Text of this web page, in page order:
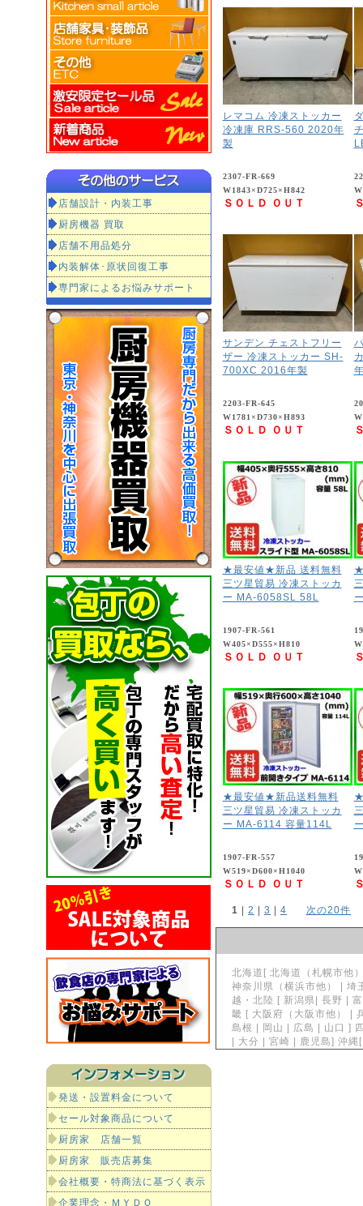
店舗設計・内装工事
厨房機器 買取
店舗不用品処分
内装解体･原状回復工事
専門家によるお悩みサポート
発送・設置料金について
セール対象商品について
厨房家 店舗一覧
厨房家 販売店募集
会社概要・特商法に基づく表示
企業理念・ＭＹＤＯ
レマコム 冷凍ストッカー
冷凍庫 RRS-560 2020年
製
2307-FR-669
W1843×D725×H842
ＳＯＬＤ ＯＵＴ
サンデン チェストフリー
ザー 冷凍ストッカー SH-
700XC 2016年製
2203-FR-645
W1781×D730×H893
ＳＯＬＤ ＯＵＴ
★最安値★新品 送料無料
三ツ星貿易 冷凍ストッカ
ー MA-6058SL 58L
1907-FR-561
W405×D555×H810
ＳＯＬＤ ＯＵＴ
★
★最安値★新品送料無料
三ツ星貿易 冷凍ストッカ
ー MA-6114 容量114L
1907-FR-557
W519×D600×H1040
ＳＯＬＤ ＯＵＴ
★
1 | 2 | 3 | 4 次の20件
北海道[ 北海道（札幌市他
神奈川県（横浜市他） | 埼
越・北陸 [ 新潟県| 長野 |
畿 [ 大阪府（大阪市他） |
島根 | 岡山 | 広島 | 山口 ]
| 大分 | 宮崎 | 鹿児島] 沖